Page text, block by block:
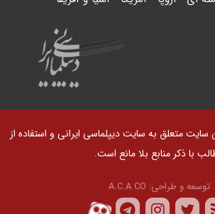
متعلق به سایت دیپلماسی ایرانی و استفاده از
با ذکر منابع بلا مانع است.
توسعه و طراحی: A.C.A CO